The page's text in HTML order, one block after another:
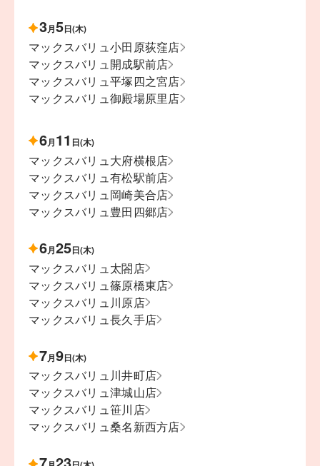
3月5日(木)
マックスバリュ小田原荻窪店
マックスバリュ開成駅前店
マックスバリュ平塚四之宮店
マックスバリュ御殿場原里店
6月11 日(木)
マックスバリュ大府横根店
マックスバリュ有松駅前店
マックスバリュ岡崎美合店
マックスバリュ豊田四郷店
6月25日(木)
マックスバリュ太閤店
マックスバリュ篠原橋東店
マックスバリュ川原店
マックスバリュ長久手店
7月9日(木)
マックスバリュ川井町店
マックスバリュ津城山店
マックスバリュ笹川店
マックスバリュ桑名新西方店